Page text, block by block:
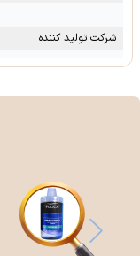
شرکت تولید کننده